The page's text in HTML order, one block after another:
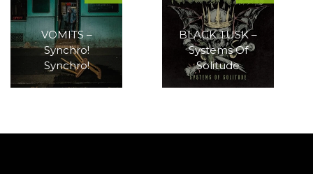
VOMITS –
Synchro!
Synchro!
BLACK TUSK –
Systems Of
Solitude